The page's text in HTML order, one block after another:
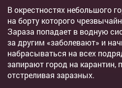
В окрестностях небольшого
на борту которого
Зараза попадает в водную
за другим «заболевают» и
набрасываться на всех
запирают город на карантин,
отстреливая заразных.